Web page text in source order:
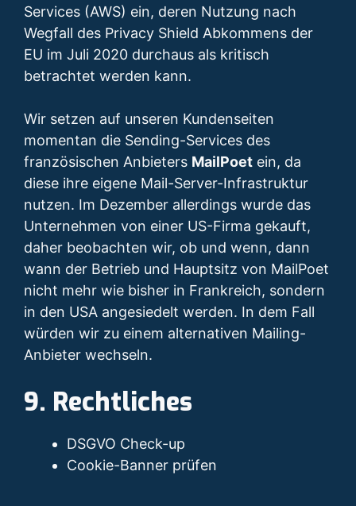
Services (AWS) ein, deren Nutzung nach
Wegfall des Privacy Shield Abkommens der
EU im Juli 2020 durchaus als kritisch
betrachtet werden kann.
Wir setzen auf unseren Kundenseiten
momentan die Sending-Services des
französischen Anbieters MailPoet ein, da
diese ihre eigene Mail-Server-Infrastruktur
nutzen. Im Dezember allerdings wurde das
Unternehmen von einer US-Firma gekauft,
daher beobachten wir, ob und wenn, dann
wann der Betrieb und Hauptsitz von MailPoet
nicht mehr wie bisher in Frankreich, sondern
in den USA angesiedelt werden. In dem Fall
würden wir zu einem alternativen Mailing-
Anbieter wechseln.
9. Rechtliches
DSGVO Check-up
Cookie-Banner prüfen